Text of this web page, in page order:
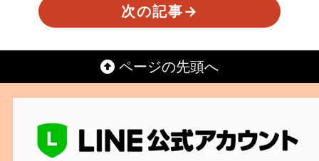
次の記事→
ページの先頭へ